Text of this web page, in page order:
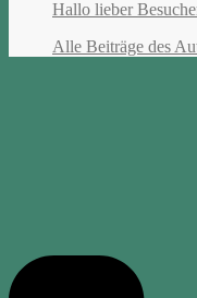
Hallo lieber
Alle Beiträge des